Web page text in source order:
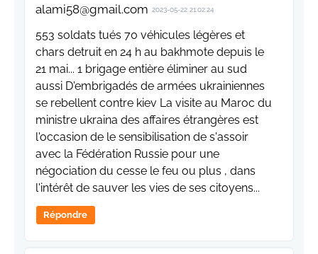
alami58@gmail.com 2023-05-22 21:02:24
553 soldats tués 70 véhicules légères et
chars detruit en 24 h au bakhmote depuis le
21 mai... 1 brigage entière éliminer au sud
aussi D'embrigadés de armées ukrainiennes
se rebellent contre kiev La visite au Maroc du
ministre ukraina des affaires étrangères est
l'occasion de le sensibilisation de s'assoir
avec la Fédération Russie pour une
négociation du cesse le feu ou plus , dans
l'intérêt de sauver les vies de ses citoyens...
Répondre